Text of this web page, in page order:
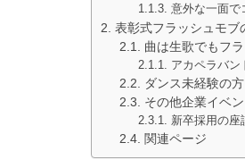
意外な一面で
表彰式フラッシュモブ
曲は生歌でもフ
アカペラバン
ダンス未経験の
その他企業イベ
新卒採用の座
関連ページ